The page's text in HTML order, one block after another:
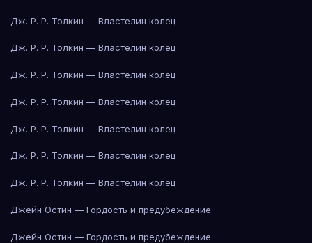
Дж. Р. Р. Толкин — Властелин колец
Дж. Р. Р. Толкин — Властелин колец
Дж. Р. Р. Толкин — Властелин колец
Дж. Р. Р. Толкин — Властелин колец
Дж. Р. Р. Толкин — Властелин колец
Дж. Р. Р. Толкин — Властелин колец
Дж. Р. Р. Толкин — Властелин колец
Джейн Остин — Гордость и предубеждение
Джейн Остин — Гордость и предубеждение